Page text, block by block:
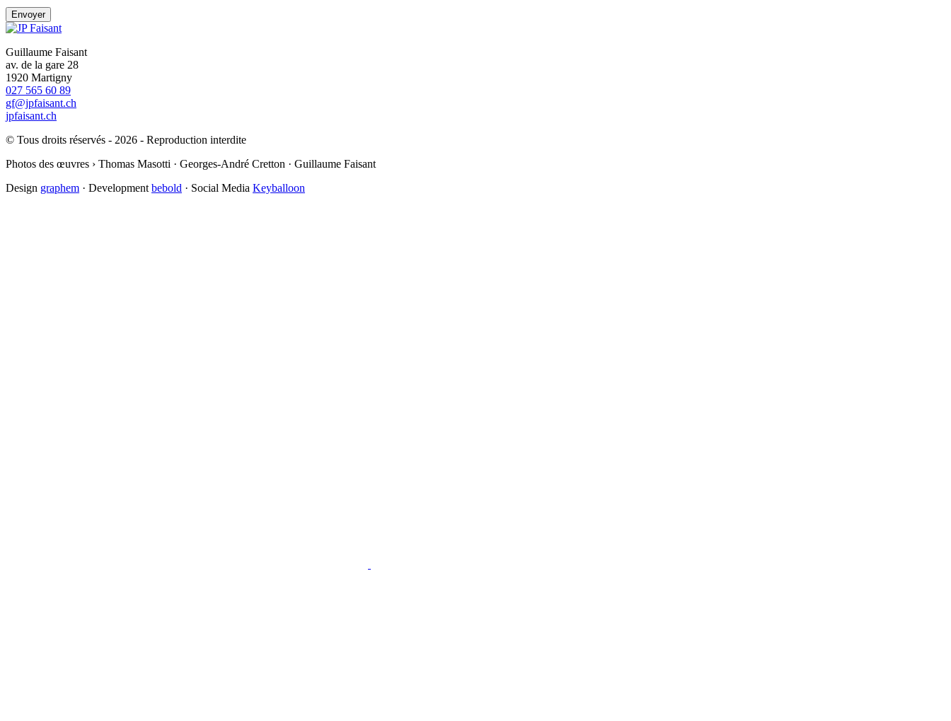
Guillaume Faisant
av. de la gare 28
1920 Martigny
027 565 60 89
gf@jpfaisant.ch
jpfaisant.ch
© Tous droits réservés - 2026 - Reproduction interdite
Photos des œuvres › Thomas Masotti · Georges-André Cretton · Guillaume Faisant
Design graphem · Development bebold · Social Media Keyballoon